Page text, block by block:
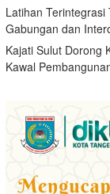
Latihan
Gabungan dan
Kajati Sulut Dorong
Kawal